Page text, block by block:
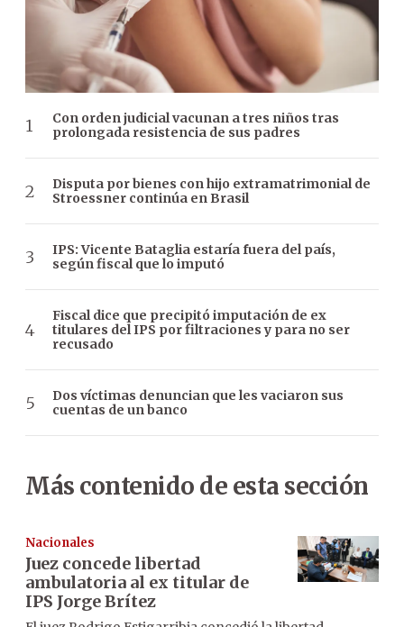
Con orden judicial vacunan a tres niños tras
prolongada resistencia de sus padres
Disputa por bienes con hijo extramatrimonial de
Stroessner continúa en Brasil
IPS: Vicente Bataglia estaría fuera del país,
según fiscal que lo imputó
Fiscal dice que precipitó imputación de ex
titulares del IPS por filtraciones y para no ser
recusado
Dos víctimas denuncian que les vaciaron sus
cuentas de un banco
Más contenido de esta sección
Nacionales
Juez concede libertad
ambulatoria al ex titular de
IPS Jorge Brítez